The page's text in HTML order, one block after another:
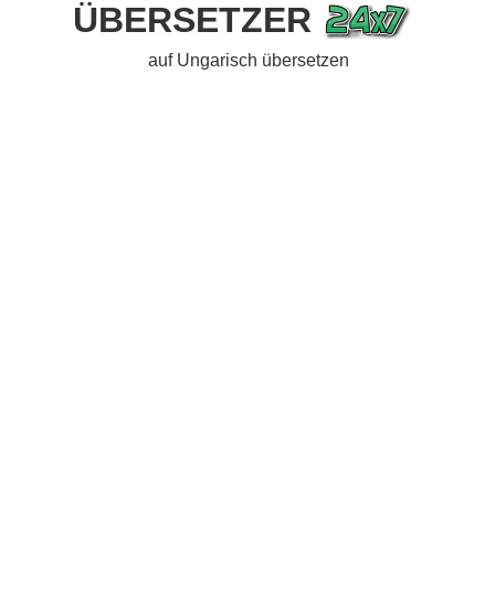
ÜBERSETZER
auf Ungarisch übersetzen